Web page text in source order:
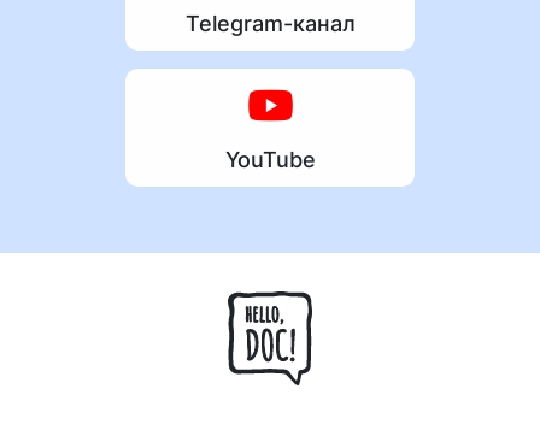
Telegram-канал
YouTube